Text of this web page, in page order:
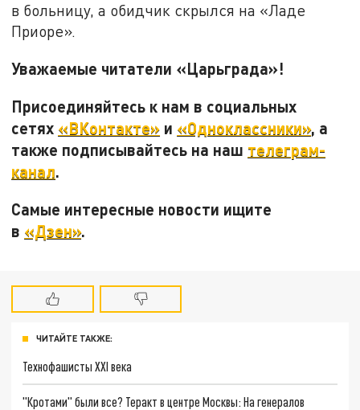
в больницу, а обидчик скрылся на «Ладе
Приоре».
Уважаемые читатели «Царьграда»!
Присоединяйтесь к нам в социальных
сетях «ВКонтакте» и «Одноклассники», а
также подписывайтесь на наш телеграм-
канал.
Самые интересные новости ищите
в «Дзен».
ЧИТАЙТЕ ТАКЖЕ:
Технофашисты XXI века
"Кротами" были все? Теракт в центре Москвы: На генералов